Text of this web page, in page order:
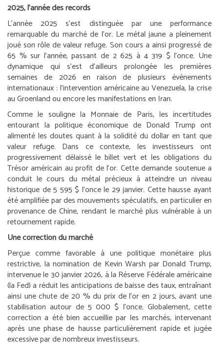
2025, l’année des records
L’année 2025 s’est distinguée par une performance
remarquable du marché de l’or. Le métal jaune a pleinement
joué son rôle de valeur refuge. Son cours a ainsi progressé de
65 % sur l’année, passant de 2 625 à 4 319 $ l’once. Une
dynamique qui s’est d’ailleurs prolongée les premières
semaines de 2026 en raison de plusieurs évènements
internationaux : l’intervention américaine au Venezuela, la crise
au Groenland ou encore les manifestations en Iran.
Comme le souligne la Monnaie de Paris, les incertitudes
entourant la politique économique de Donald Trump ont
alimenté les doutes quant à la solidité du dollar en tant que
valeur refuge. Dans ce contexte, les investisseurs ont
progressivement délaissé le billet vert et les obligations du
Trésor américain au profit de l’or. Cette demande soutenue a
conduit le cours du métal précieux à atteindre un niveau
historique de 5 595 $ l’once le 29 janvier. Cette hausse ayant
été amplifiée par des mouvements spéculatifs, en particulier en
provenance de Chine, rendant le marché plus vulnérable à un
retournement rapide.
Une correction du marché
Perçue comme favorable à une politique monétaire plus
restrictive, la nomination de Kevin Warsh par Donald Trump,
intervenue le 30 janvier 2026, à la Réserve Fédérale américaine
(la Fed) a réduit les anticipations de baisse des taux, entraînant
ainsi une chute de 20 % du prix de l’or en 2 jours, avant une
stabilisation autour de 5 000 $ l’once. Globalement, cette
correction a été bien accueillie par les marchés, intervenant
après une phase de hausse particulièrement rapide et jugée
excessive par de nombreux investisseurs.